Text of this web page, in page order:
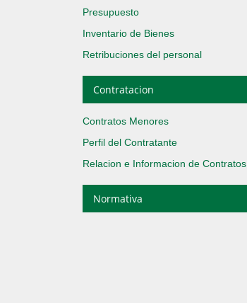
Presupuesto
Inventario de Bienes
Retribuciones del personal
Contratacion
Contratos Menores
Perfil del Contratante
Relacion e Informacion de Contratos
Normativa